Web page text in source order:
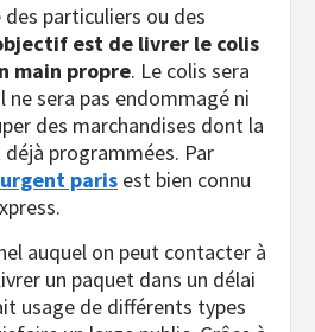
particuliers ou des
est de livrer le colis
main propre. Le colis sera
ne sera pas endommagé ni
des marchandises dont la
programmées. Par
paris est bien connu
auquel on peut contacter à
un paquet dans un délai
usage de différents types